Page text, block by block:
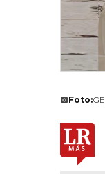
Foto:GE